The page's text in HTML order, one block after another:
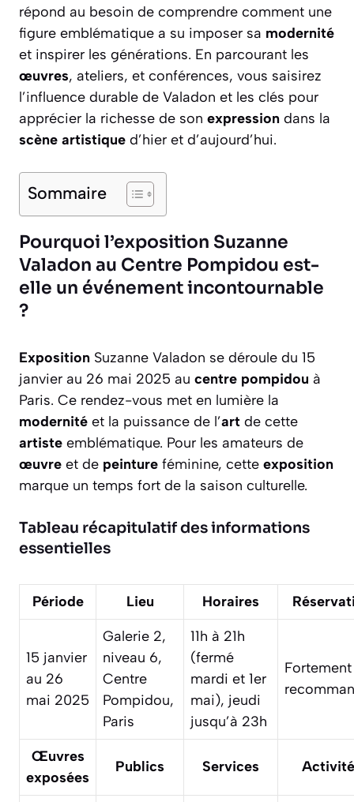
répond au besoin de comprendre comment une
figure emblématique a su imposer sa modernité
et inspirer les générations. En parcourant les
œuvres, ateliers, et conférences, vous saisirez
l’influence durable de Valadon et les clés pour
apprécier la richesse de son expression dans la
scène artistique d’hier et d’aujourd’hui.
Sommaire
Pourquoi l’exposition Suzanne
Valadon au Centre Pompidou est-
elle un événement incontournable
?
Exposition Suzanne Valadon se déroule du 15
janvier au 26 mai 2025 au centre pompidou à
Paris. Ce rendez-vous met en lumière la
modernité et la puissance de l’art de cette
artiste emblématique. Pour les amateurs de
œuvre et de peinture féminine, cette exposition
marque un temps fort de la saison culturelle.
Tableau récapitulatif des informations
essentielles
Période Lieu Horaires
15 janvier
au 26
mai 2025
Galerie 2,
niveau 6,
Centre
Pompidou,
Paris
11h à 21h
(fermé
mardi et 1er
mai), jeudi
jusqu’à 23h
Fortement
Œuvres
exposées
Publics Services